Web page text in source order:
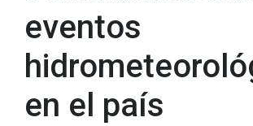
eventos
en el país